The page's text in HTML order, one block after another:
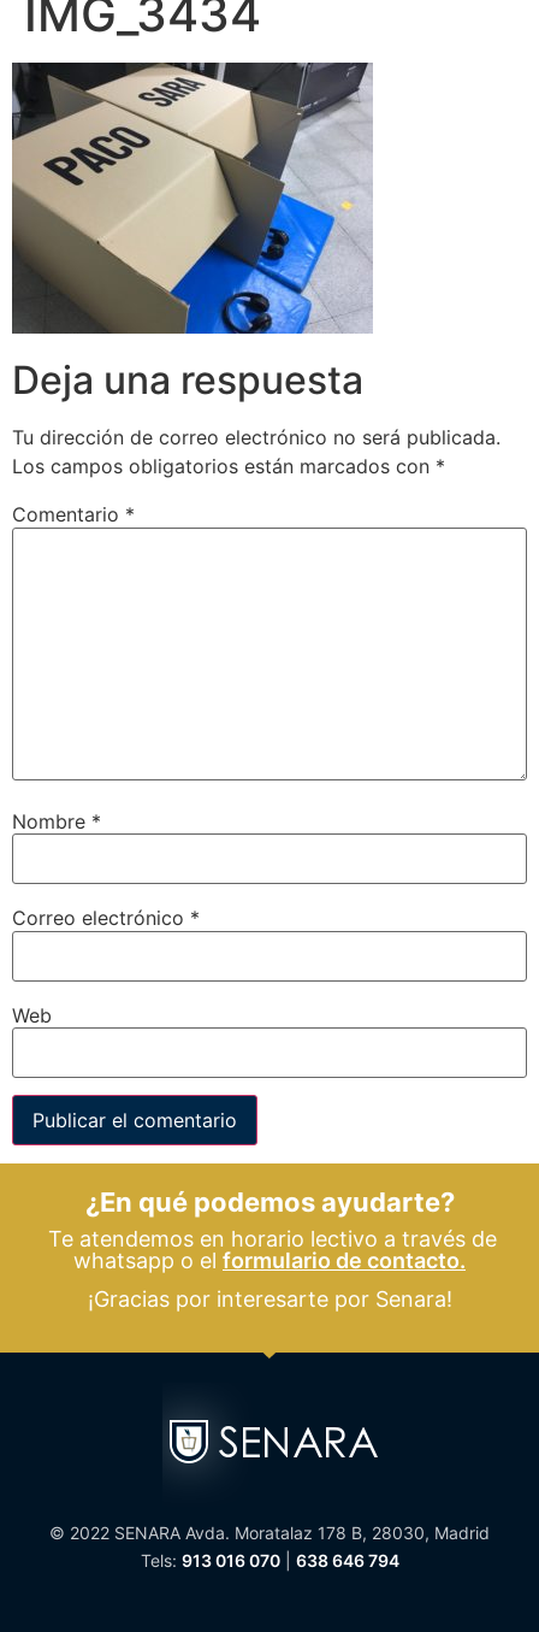
IMG_3434
Deja una respuesta
Tu dirección de correo electrónico no será publicada.
Los campos obligatorios están marcados con *
Comentario *
Nombre *
Correo electrónico *
Web
¿En qué podemos ayudarte?
Te atendemos en horario lectivo a través de
whatsapp o el formulario de contacto.
¡Gracias por interesarte por Senara!
© 2022 SENARA Avda. Moratalaz 178 B, 28030, Madrid
Tels: 913 016 070| 638 646 794